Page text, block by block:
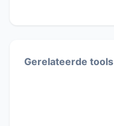
Gerelateerde tools